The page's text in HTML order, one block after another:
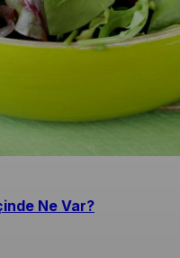
Ne Var?